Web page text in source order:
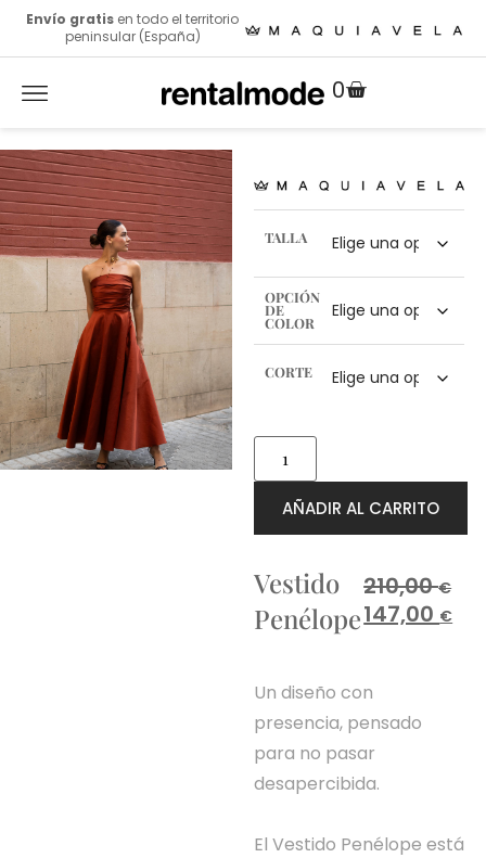
Envío gratis en todo el territorio
peninsular (España)
0
TALLA
OPCIÓN
DE
COLOR
CORTE
AÑADIR AL CARRITO
Vestido
Penélope
210,00€
147,00 €
Un diseño con
presencia, pensado
para no pasar
desapercibida.
El Vestido Penélope está